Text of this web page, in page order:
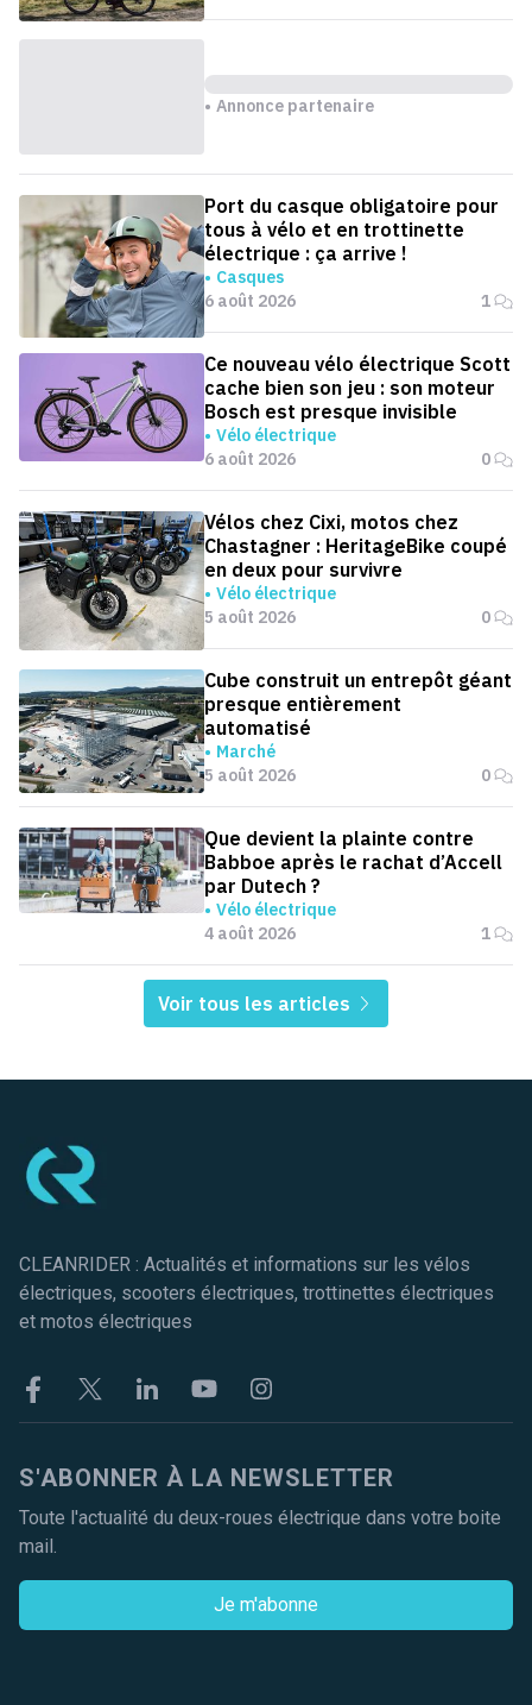
Annonce partenaire
Port du casque obligatoire pour
tous à vélo et en trottinette
électrique : ça arrive !
Casques
6 août 2026
1
Ce nouveau vélo électrique Scott
cache bien son jeu : son moteur
Bosch est presque invisible
Vélo électrique
6 août 2026
0
Vélos chez Cixi, motos chez
Chastagner : HeritageBike coupé
en deux pour survivre
Vélo électrique
5 août 2026
0
Cube construit un entrepôt géant
presque entièrement
automatisé
Marché
5 août 2026
0
Que devient la plainte contre
Babboe après le rachat d’Accell
par Dutech ?
Vélo électrique
4 août 2026
1
Voir tous les articles
CLEANRIDER : Actualités et informations sur les vélos
électriques, scooters électriques, trottinettes électriques
et motos électriques
FacebookTwitter LinkekinYoutubeInstagram
S'ABONNER À LA NEWSLETTER
Toute l'actualité du deux-roues électrique dans votre boite
mail.
Je m'abonne